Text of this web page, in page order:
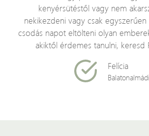
kenyérsütéstől vagy nem
nekikezdeni vagy csak
csodás napot eltölteni olyan
akiktől érdemes tanulni, keresd
Felícia
Balatonalmádi